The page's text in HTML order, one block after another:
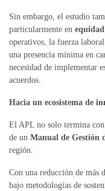
Sin embargo, el estudio
particularmente en
operativos, la fuerza
una presencia mínima en
necesidad de implementar
acuerdos.
Hacia un ecosistema de
El APL no solo termina
de un Manual de Gestión
región.
Con una reducción de más
bajo metodologías de